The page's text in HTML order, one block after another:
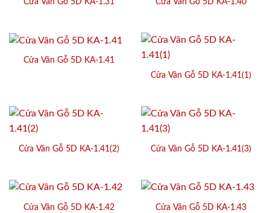
Cửa Vân Gỗ 5D KA-1.31 Cửa Vân Gỗ 5D KA-1.40
Cửa Vân Gỗ 5D KA-1.41
Cửa Vân Gỗ 5D KA-1.41(1)
Cửa Vân Gỗ 5D KA-1.41(2) Cửa Vân Gỗ 5D KA-1.41(3)
Cửa Vân Gỗ 5D KA-1.42 Cửa Vân Gỗ 5D KA-1.43